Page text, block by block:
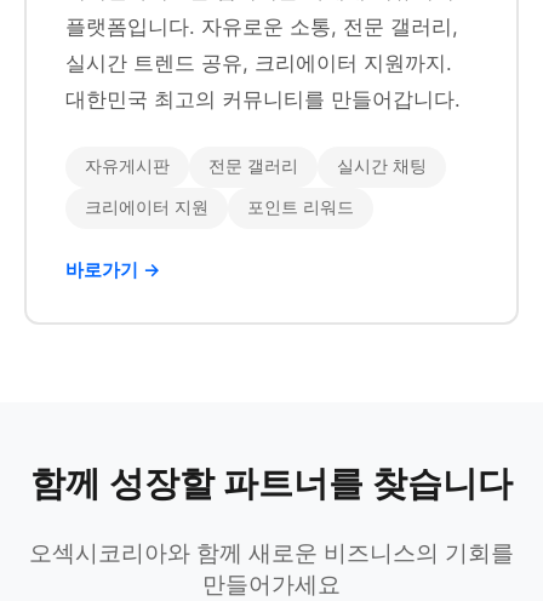
플랫폼입니다. 자유로운 소통, 전문 갤러리,
실시간 트렌드 공유, 크리에이터 지원까지.
대한민국 최고의 커뮤니티를 만들어갑니다.
자유게시판 전문 갤러리 실시간 채팅
크리에이터 지원 포인트 리워드
바로가기 →
함께 성장할 파트너를 찾습니다
오섹시코리아와 함께 새로운 비즈니스의 기회를
만들어가세요